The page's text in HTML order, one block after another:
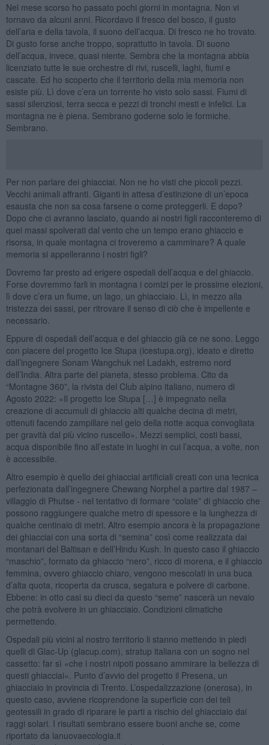
Nel mese scorso ho passato pochi giorni in montagna. Non vi
tornavo da alcuni anni. Ricordavo il fresco del bosco, il gusto
dell’aria e della tavola, il suono dell’acqua. Di fresco ne ho trovato.
Di gusto forse anche troppo, soprattutto in tavola. Di suono
dell’acqua, invece, quasi niente. Sembra che la montagna abbia
licenziato tutte le sue orchestre di rivi, ruscelli, laghi, fiumi e
cascate. Ed ho scoperto che il territorio della mia memoria non
esiste più. Lì dove c’era un torrente ho visto solo sassi. Fiumi di
sassi silenziosi, terra secca e pezzi di tronchi mesti e infelici. La
montagna ne è piena. Sembrano goderne solo le formiche.
Sembrano.
Per non parlare dei ghiacciai. Non ne ho visti che piccoli pezzi.
Vecchi animali affranti. Giganti in attesa d’estinzione di un’epoca
esausta che non sa cosa farsene o come proteggerli. E dopo?
Dopo che ci avranno lasciato, quando ai nostri figli racconteremo di
quei massi spolverati dal vento che un tempo erano ghiaccio e
risorsa, in quale montagna ci troveremo a camminare? A quale
memoria si appelleranno i nostri figli?
Dovremo far presto ad erigere ospedali dell’acqua e del ghiaccio.
Forse dovremmo farli in montagna i comizi per le prossime elezioni,
lì dove c’era un fiume, un lago, un ghiacciaio. Lì, in mezzo alla
tristezza dei sassi, per ritrovare il senso di ciò che è impellente e
necessario.
Eppure di ospedali dell’acqua e del ghiaccio già ce ne sono. Leggo
con piacere del progetto Ice Stupa (icestupa.org), ideato e diretto
dall’ingegnere Sonam Wangchuk nel Ladakh, estremo nord
dell’India. Altra parte del pianeta, stesso problema. Cito da
“Montagne 360”, la rivista del Club alpino italiano, numero di
Agosto 2022: «Il progetto Ice Stupa […] è impegnato nella
creazione di accumuli di ghiaccio alti qualche decina di metri,
ottenuti facendo zampillare nel gelo della notte acqua convogliata
per gravità dal più vicino ruscello». Mezzi semplici, costi bassi,
acqua disponibile fino all’estate in luoghi in cui l’acqua, a volte, non
è accessibile.
Altro esempio è quello dei ghiacciai artificiali creati con una tecnica
perfezionata dall’ingegnere Chewang Norphel a partire dal 1987 –
villaggio di Phutse - nel tentativo di formare “colate” di ghiaccio che
possono raggiungere qualche metro di spessore e la lunghezza di
qualche centinaio di metri. Altro esempio ancora è la propagazione
dei ghiacciai con una sorta di “semina” così come realizzata dai
montanari del Baltisan e dell’Hindu Kush. In questo caso il ghiaccio
“maschio”, formato da ghiaccio “nero”, ricco di morena, e il ghiaccio
femmina, ovvero ghiaccio chiaro, vengono mescolati in una buca
d’alta quota, ricoperta da crusca, segatura e polvere di carbone.
Ebbene: in otto casi su dieci da questo “seme” nascerà un nevaio
che potrà evolvere in un ghiacciaio. Condizioni climatiche
permettendo.
Ospedali più vicini al nostro territorio li stanno mettendo in piedi
quelli di Glac-Up (glacup.com), stratup italiana con un sogno nel
cassetto: far sì «che i nostri nipoti possano ammirare la bellezza di
questi ghiacciai». Punto d’avvio del progetto il Presena, un
ghiacciaio in provincia di Trento. L’ospedalizzazione (onerosa), in
questo caso, avviene ricoprendone la superficie con dei teli
geotessili in grado di riparare le parti a rischio del ghiacciaio dai
raggi solari. I risultati sembrano essere buoni anche se, come
riportato da lanuovaecologia.it